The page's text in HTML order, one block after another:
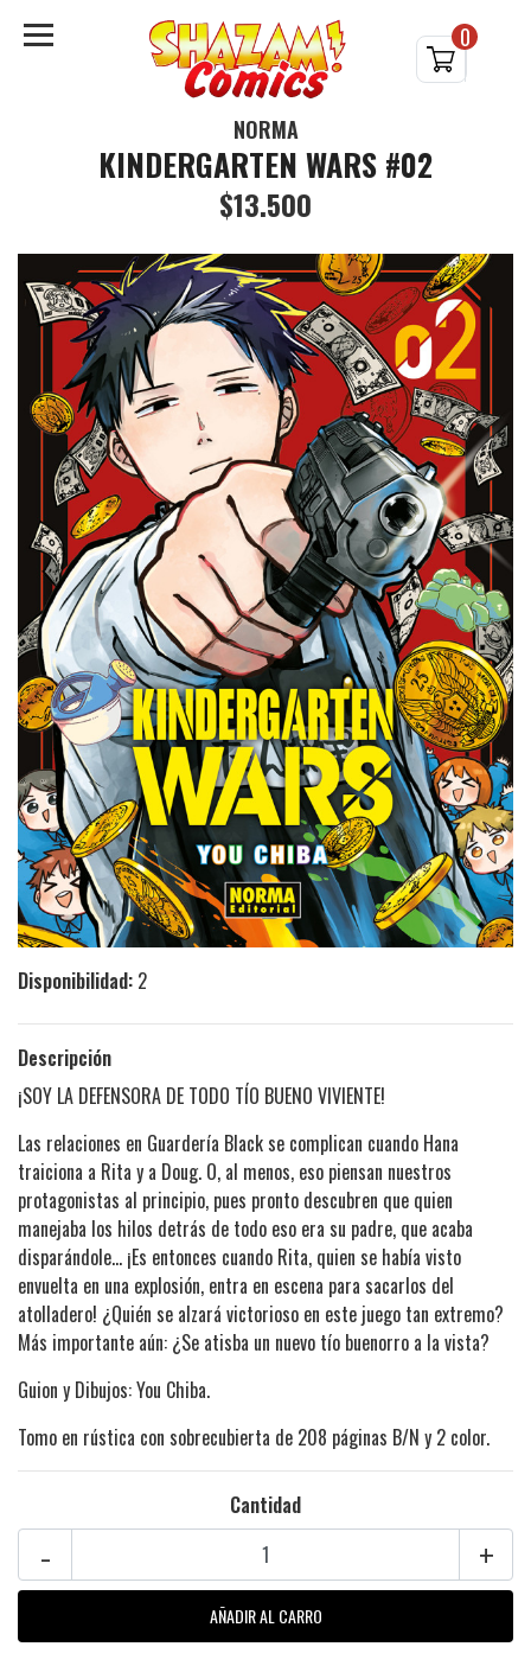
0
NORMA
KINDERGARTEN WARS #02
$13.500
Disponibilidad: 2
Descripción
¡SOY LA DEFENSORA DE TODO TÍO BUENO VIVIENTE!
Las relaciones en Guardería Black se complican cuando Hana
traiciona a Rita y a Doug. O, al menos, eso piensan nuestros
protagonistas al principio, pues pronto descubren que quien
manejaba los hilos detrás de todo eso era su padre, que acaba
disparándole… ¡Es entonces cuando Rita, quien se había visto
envuelta en una explosión, entra en escena para sacarlos del
atolladero! ¿Quién se alzará victorioso en este juego tan extremo?
Más importante aún: ¿Se atisba un nuevo tío buenorro a la vista?
Guion y Dibujos: You Chiba.
Tomo en rústica con sobrecubierta de 208 páginas B/N y 2 color.
Cantidad
+
-